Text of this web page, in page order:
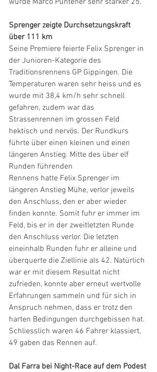
wurde Marco Püntener sehr starker 25.
Sprenger zeigte Durchsetzungskraft
über 111 km
Seine Premiere feierte Felix Sprenger in
der Junioren-Kategorie des
Traditionsrennens GP Gippingen. Die
Temperaturen waren sehr heiss und es
wurde mit 38,4 km/h sehr schnell
gefahren, zudem war das
Strassenrennen im grossen Feld
hektisch und nervös. Der Rundkurs
führte über einen kleinen und einen
längeren Anstieg. Mitte des über elf
Runden führenden
Rennens hatte Felix Sprenger im
längeren Anstieg Mühe, verlor jeweils
den Anschluss, den er aber wieder
finden konnte. Somit fuhr er immer im
Feld, bis er in der zweitletzten Runde
den Anschluss verlor. Die letzten
eineinhalb Runden fuhr er alleine und
überquerte die Ziellinie als 42. Natürlich
war er mit diesem Resultat nicht
zufrieden, konnte aber erneut wertvolle
Erfahrungen sammeln und für sich in
Anspruch nehmen, dass er trotz den
harten Bedingungen durchgebissen hat.
Schliesslich waren 46 Fahrer klassiert,
49 gaben das Rennen auf.
Dal Farra bei Night-Race auf dem Podest